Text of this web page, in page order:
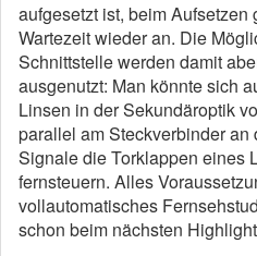
aufgesetzt ist, beim Aufsetzen
Wartezeit wieder an. Die
Schnittstelle werden damit
ausgenutzt: Man könnte sich
Linsen in der Sekundäroptik
parallel am Steckverbinder
Signale die Torklappen eines
fernsteuern. Alles
vollautomatisches
schon beim nächsten